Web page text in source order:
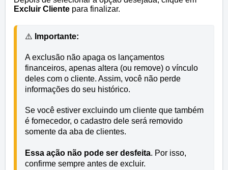
Excluir Cliente para finalizar.
⚠️ Importante:
A exclusão não apaga os lançamentos
financeiros, apenas altera (ou remove) o vínculo
deles com o cliente. Assim, você não perde
informações do seu histórico.
Se você estiver excluindo um cliente que também
é fornecedor, o cadastro dele será removido
somente da aba de clientes.
Essa ação não pode ser desfeita. Por isso,
confirme sempre antes de excluir.